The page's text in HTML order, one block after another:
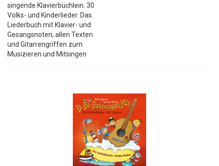
singende Klavierbüchlein. 30
Volks- und Kinderlieder. Das
Liederbuch mit Klavier- und
Gesangsnoten, allen Texten
und Gitarrengriffen zum
Musizieren und Mitsingen